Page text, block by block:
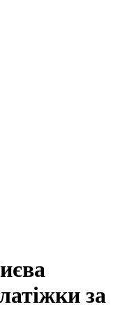
за